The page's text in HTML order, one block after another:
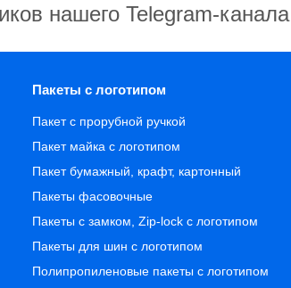
нашего Telegram-канала
Пакеты с логотипом
Пакет с прорубной ручкой
Пакет майка с логотипом
Пакет бумажный, крафт, картонный
Пакеты фасовочные
Пакеты с замком, Zip-lock с логотипом
Пакеты для шин с логотипом
Полипропиленовые пакеты с логотипом